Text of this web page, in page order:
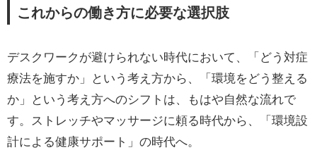
これからの働き方に必要な選択肢
デスクワークが避けられない時代において、「どう対症
療法を施すか」という考え方から、「環境をどう整える
か」という考え方へのシフトは、もはや自然な流れで
す。ストレッチやマッサージに頼る時代から、「環境設
計による健康サポート」の時代へ。